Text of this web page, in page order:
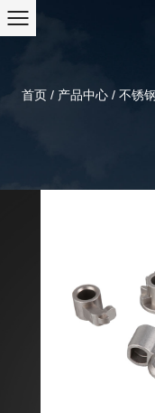
首页/ 产品中心/ 不锈